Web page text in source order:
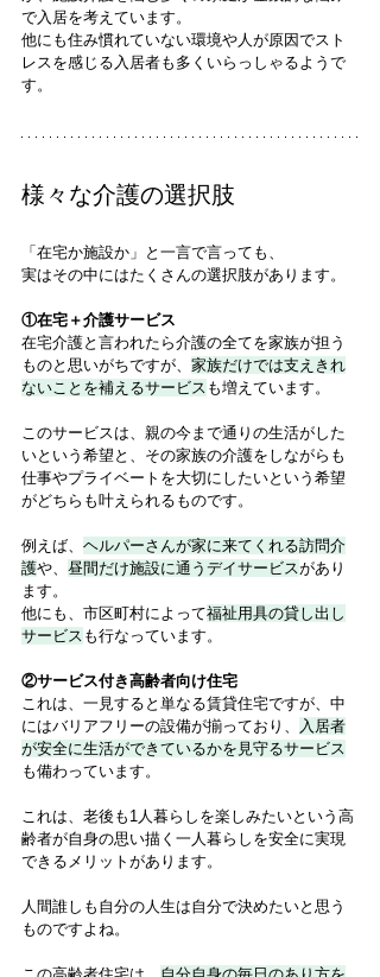
で入居を考えています。
他にも住み慣れていない環境や人が原因でスト
レスを感じる入居者も多くいらっしゃるようで
す。
様々な介護の選択肢
「在宅か施設か」と一言で言っても、
実はその中にはたくさんの選択肢があります。
①在宅＋介護サービス
在宅介護と言われたら介護の全てを家族が担う
ものと思いがちですが、 家族だけでは支えきれ
ないことを補えるサービス も増えています。
このサービスは、親の今まで通りの生活がした
いという希望と、その家族の介護をしながらも
仕事やプライベートを大切にしたいという希望
がどちらも叶えられるものです。
例えば、 ヘルパーさんが家に来てくれる訪問介
護や、 昼間だけ施設に通うデイサービスがあり
ます。
他にも、市区町村によって福祉用具の貸し出し
サービス も行なっています。
②サービス付き高齢者向け住宅
これは、一見すると単なる賃貸住宅ですが、中
にはバリアフリーの設備が揃っており、
入居者
が安全に生活ができているかを見守るサービス
も備わっています。
これは、老後も1人暮らしを楽しみたいという高
齢者が自身の思い描く一人暮らしを安全に実現
できるメリットがあります。
人間誰しも自分の人生は自分で決めたいと思う
ものですよね。